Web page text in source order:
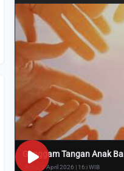
Genggam Tangan Anak
Rabu, 8 April 2026 | 16:i WIB